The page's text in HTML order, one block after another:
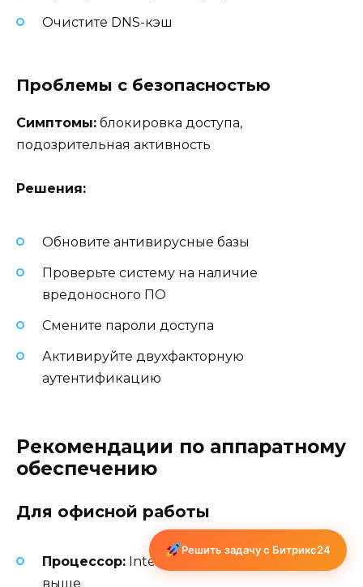
Очистите DNS-кэш
Проблемы с безопасностью
Симптомы: блокировка доступа,
подозрительная активность
Решения:
Обновите антивирусные базы
Проверьте систему на наличие
вредоносного ПО
Смените пароли доступа
Активируйте двухфакторную
аутентификацию
Рекомендации по аппаратному
обеспечению
Для офисной работы
Процессор: Intel Core i5/AMD Ryzen 5 или
выше
Решить задачу с Битрикс24